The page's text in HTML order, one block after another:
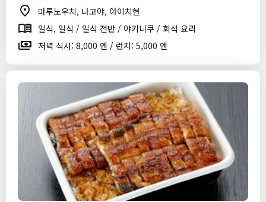
마루노우치, 나고야, 아이치현
일식, 일식 / 일식 전반 / 야키니쿠 / 회석 요리
저녁 식사: 8,000 엔 / 런치: 5,000 엔